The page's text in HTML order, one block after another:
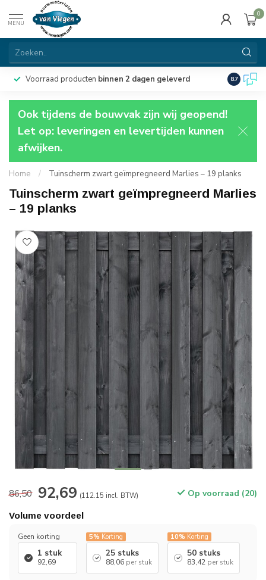
MENU
0
Voorraad producten binnen 2 dagen geleverd 8.7
Ook tijdens de bouwvak zijn wij geopend!
Let op: leveringen en levertijden kunnen
afwijken.
Home / Tuinscherm zwart geïmpregneerd Marlies – 19 planks
Tuinscherm zwart geïmpregneerd Marlies
– 19 planks
86,50 92,69 (112.15 incl. BTW) Op voorraad (20)
Volume voordeel
Geen korting
1 stuk
92,69
5% Korting
25 stuks
88,06 per stuk
10% Korting
50 stuks
83,42 per stuk